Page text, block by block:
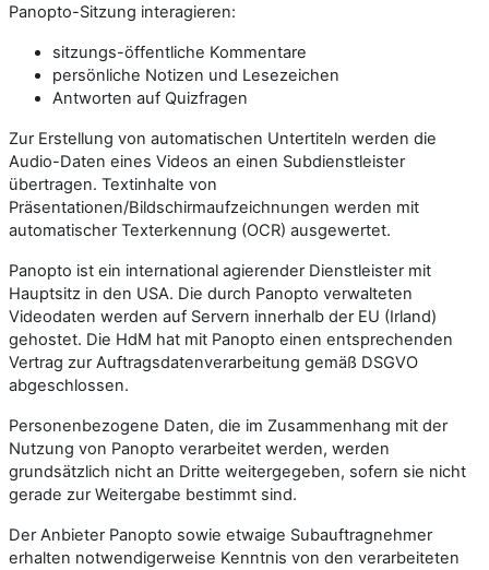
Panopto-Sitzung interagieren:
sitzungs-öffentliche Kommentare
persönliche Notizen und Lesezeichen
Antworten auf Quizfragen
Zur Erstellung von automatischen Untertiteln werden die
Audio-Daten eines Videos an einen Subdienstleister
übertragen. Textinhalte von
Präsentationen/Bildschirmaufzeichnungen werden mit
automatischer Texterkennung (OCR) ausgewertet.
Panopto ist ein international agierender Dienstleister mit
Hauptsitz in den USA. Die durch Panopto verwalteten
Videodaten werden auf Servern innerhalb der EU (Irland)
gehostet. Die HdM hat mit Panopto einen entsprechenden
Vertrag zur Auftragsdatenverarbeitung gemäß DSGVO
abgeschlossen.
Personenbezogene Daten, die im Zusammenhang mit der
Nutzung von Panopto verarbeitet werden, werden
grundsätzlich nicht an Dritte weitergegeben, sofern sie nicht
gerade zur Weitergabe bestimmt sind.
Der Anbieter Panopto sowie etwaige Subauftragnehmer
erhalten notwendigerweise Kenntnis von den verarbeiteten